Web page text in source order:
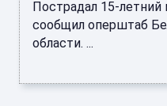
Пострадал 15-летний
сообщил оперштаб
области. ...